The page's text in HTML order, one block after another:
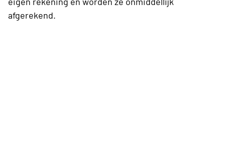
afgerekend.